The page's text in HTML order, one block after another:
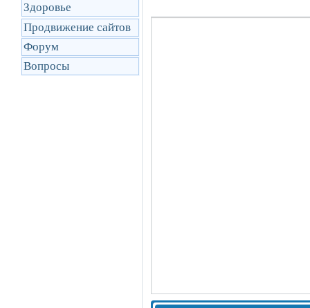
Здоровье
Продвижение сайтов
Форум
Вопросы